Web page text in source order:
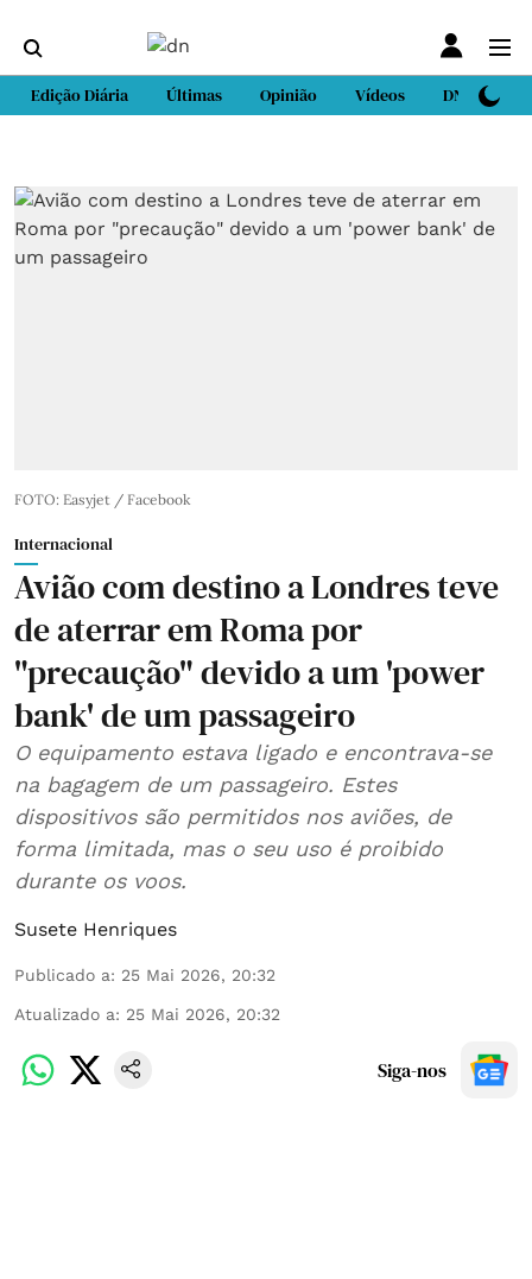
Edição Diária Últimas Opinião Vídeos DN Sport
FOTO: Easyjet / Facebook
Internacional
Avião com destino a Londres teve
de aterrar em Roma por
"precaução" devido a um 'power
bank' de um passageiro
O equipamento estava ligado e encontrava-se
na bagagem de um passageiro. Estes
dispositivos são permitidos nos aviões, de
forma limitada, mas o seu uso é proibido
durante os voos.
Susete Henriques
Publicado a: 25 Mai 2026, 20:32
Atualizado a: 25 Mai 2026, 20:32
Siga-nos